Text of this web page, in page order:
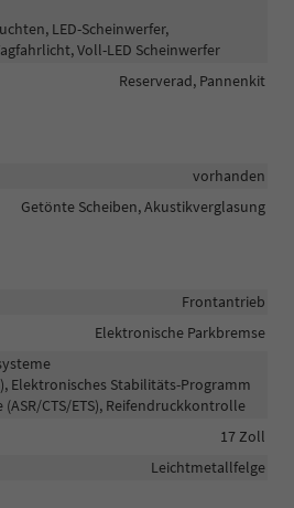
LED-Scheinwerfer,
Voll-LED Scheinwerfer
Reserverad, Pannenkit
vorhanden
Getönte Scheiben, Akustikverglasung
Frontantrieb
Elektronische Parkbremse
Elektronisches Stabilitäts-Programm
CTS/ETS), Reifendruckkontrolle
17 Zoll
Leichtmetallfelge